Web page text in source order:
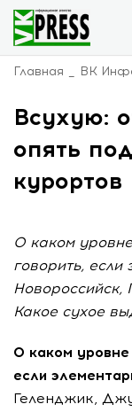
Главная ВК
Всухую:
опять
О каком
говорить, если
Новороссийск,
Какое сухое
О каком
если
Геленджик,